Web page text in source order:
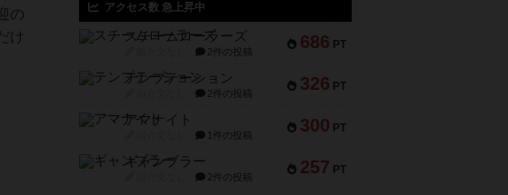
の
け
アクセス数 急上昇中
686 PT
スチームローラーズ
2件の投稿
326 PT
テンプテーション
2件の投稿
300 PT
アマナイト
1件の投稿
257 PT
ギャンブラー
2件の投稿